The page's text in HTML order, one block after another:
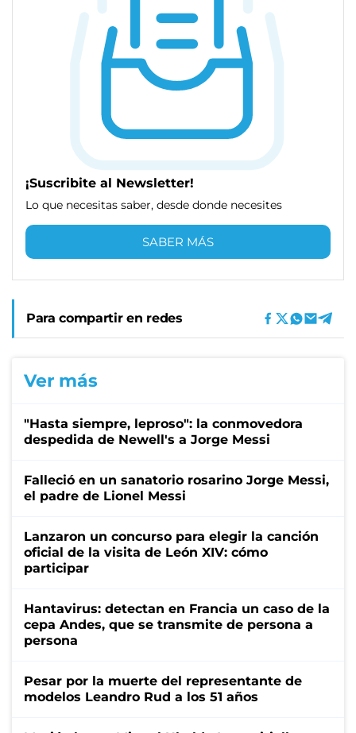
¡Suscribite al Newsletter!
Lo que necesitas saber, desde donde necesites
SABER MÁS
Para compartir en redes
Ver más
"Hasta siempre, leproso": la conmovedora
despedida de Newell's a Jorge Messi
Falleció en un sanatorio rosarino Jorge Messi,
el padre de Lionel Messi
Lanzaron un concurso para elegir la canción
oficial de la visita de León XIV: cómo
participar
Hantavirus: detectan en Francia un caso de la
cepa Andes, que se transmite de persona a
persona
Pesar por la muerte del representante de
modelos Leandro Rud a los 51 años